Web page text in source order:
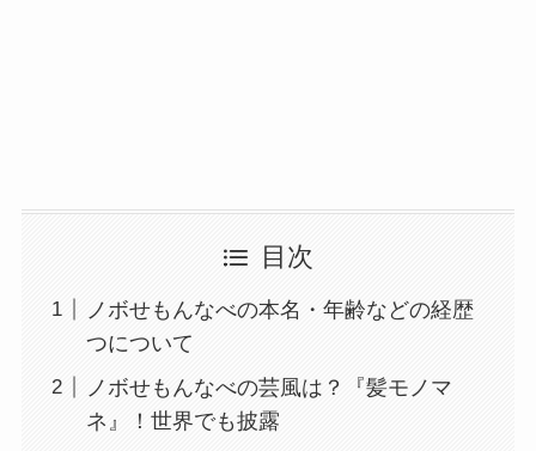
目次
ノボせもんなべの本名・年齢などの経歴
つについて
ノボせもんなべの芸風は？『髪モノマ
ネ』！世界でも披露